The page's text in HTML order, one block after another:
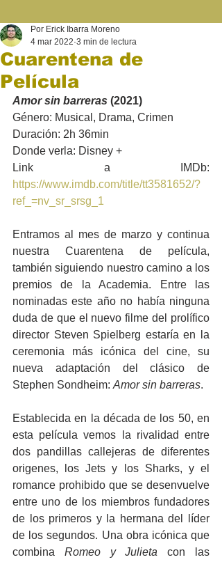
Cuarentena de
Película
Por Erick Ibarra Moreno
4 mar 2022 3 min de lectura
Amor sin barreras (2021)
Género: Musical, Drama, Crimen
Duración: 2h 36min
Donde verla: Disney +
https://www.imdb.com/title/tt3581652/?
ref_=nv_sr_srsg_1
Entramos al mes de marzo y continua
nuestra Cuarentena de película,
también siguiendo nuestro camino a los
premios de la Academia. Entre las
nominadas este año no había ninguna
duda de que el nuevo filme del prolífico
director Steven Spielberg estaría en la
ceremonia más icónica del cine, su
nueva adaptación del clásico de
Stephen Sondheim: Amor sin barreras.
Establecida en la década de los 50, en
esta película vemos la rivalidad entre
dos pandillas callejeras de diferentes
origenes, los Jets y los Sharks, y el
romance prohibido que se desenvuelve
entre uno de los miembros fundadores
de los primeros y la hermana del líder
de los segundos. Una obra icónica que
combina Romeo y Julieta con las